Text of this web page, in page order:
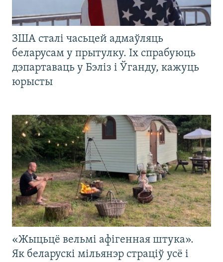
ЗША сталі часьцей адмаўляць
беларусам у прытулку. Іх спрабуюць
дэпартаваць у Бэліз і Ўганду, кажуць
юрысты
«Жыцьцё вельмі афігенная штука».
Як беларускі мільянэр страціў усё і